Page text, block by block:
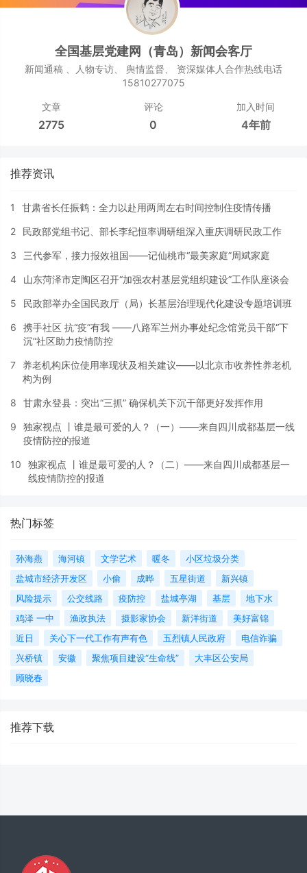
全国基层党建网（青岛）新闻会客厅
新闻通稿 、人物专访、 舆情监督、 资深媒体人合作热线电话
15810277075
文章
2775
评论
0
加入时间
4年前
推荐资讯
1 甘肃省长任振鹤：全力以赴用两周左右时间控制住疫情传播
2 民政部党组书记、部长李纪恒率调研组深入重庆调研民政工作
3 三代参军，接力报效祖国——记仙桃市“最美家庭”周斌家庭
4 山东菏泽市定陶区召开“加强农村基层党组织建设”工作队座谈会
5 民政部举办全国民政厅（局）长基层治理现代化建设专题培训班
6
携手社区 抗“疫”有我 ——八路军兰州办事处纪念馆党员干部“下
沉”社区助力疫情防控
7
养老机构床位使用率现状及相关建议——以北京市收养性养老机
构为例
8 甘肃永登县：突出“三抓” 确保机关下沉干部更好发挥作用
9
独家视点 丨谁是最可爱的人？（一）——来自四川成都基层一线
疫情防控的报道
10
独家视点 丨谁是最可爱的人？（二）——来自四川成都基层一
线疫情防控的报道
热门标签
孙海燕 海河镇 文学艺术 暖冬
小区垃圾分类
盐城市经济开发区
小偷 成晔 五星街道
新兴镇
风险提示
公交线路 疫防控 盐城亭湖 基层
地下水
鸡泽 一中
渔政执法 摄影家协会 新洋街道
美好富锦
近日
关心下一代工作有声有色 五烈镇人民政府
电信诈骗
兴桥镇
安徽 聚焦项目建设“生命线”
大丰区公安局
顾晓春
推荐下载